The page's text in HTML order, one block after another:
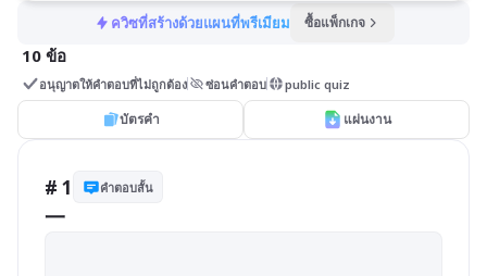
ควิซที่สร้างด้วยแผนที่พรีเมียม ซื้อแพ็กเกจ
10 ข้อ
อนุญาตให้คำตอบที่ไม่ถูกต้อง ซ่อนคำตอบ public quiz
บัตรคำ แผ่นงาน
# 1 คำตอบสั้น
一